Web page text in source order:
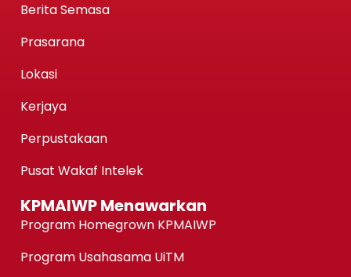
Berita Semasa
Prasarana
Lokasi
Kerjaya
Perpustakaan
Pusat Wakaf Intelek
KPMAIWP Menawarkan
Program Homegrown KPMAIWP
Program Usahasama UiTM